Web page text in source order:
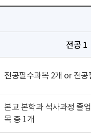
전공 1
전공필수과목 2개 or 전공
본교 본학과 석사과정 졸
목 중 1개